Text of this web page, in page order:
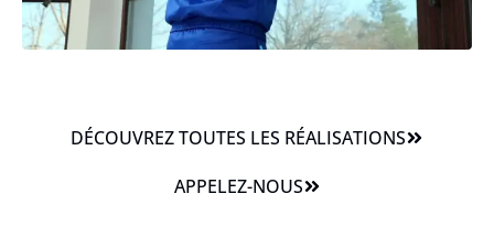
DÉCOUVREZ TOUTES LES RÉALISATIONS
APPELEZ-NOUS